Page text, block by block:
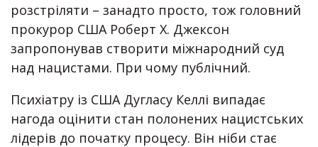
розстріляти – занадто просто, тож головний
прокурор США Роберт Х. Джексон
запропонував створити міжнародний суд
над нацистами. При чому публічний.
Психіатру із США Дугласу Келлі випадає
нагода оцінити стан полонених нацистських
лідерів до початку процесу. Він ніби стає